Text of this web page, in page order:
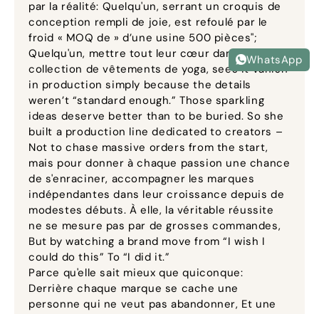
par la réalité: Quelqu'un, serrant un croquis de
conception rempli de joie, est refoulé par le
froid « MOQ de » d’une usine 500 pièces";
Quelqu'un, mettre tout leur cœur dans une
collection de vêtements de yoga, sees it vanish
in production simply because the details
weren’t “standard enough.” Those sparkling
ideas deserve better than to be buried.So she
built a production line dedicated to creators –
Not to chase massive orders from the start,
mais pour donner à chaque passion une chance
de s'enraciner, accompagner les marques
indépendantes dans leur croissance depuis de
modestes débuts. À elle, la véritable réussite
ne se mesure pas par de grosses commandes,
But by watching a brand move from “I wish I
could do this” To “I did it.”
Parce qu'elle sait mieux que quiconque:
Derrière chaque marque se cache une
personne qui ne veut pas abandonner, Et une
WhatsApp